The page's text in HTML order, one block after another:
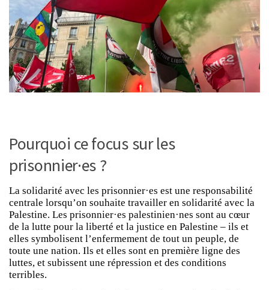
Pourquoi ce focus sur les
prisonnier·es ?
La solidarité avec les prisonnier·es est une responsabilité
centrale lorsqu’on souhaite travailler en solidarité avec la
Palestine. Les prisonnier·es palestinien·nes sont au cœur
de la lutte pour la liberté et la justice en Palestine – ils et
elles symbolisent l’enfermement de tout un peuple, de
toute une nation. Ils et elles sont en première ligne des
luttes, et subissent une répression et des conditions
terribles.